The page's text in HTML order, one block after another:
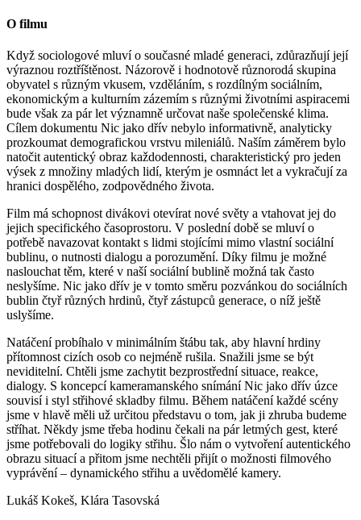
O filmu
Když sociologové mluví o současné mladé generaci, zdůrazňují její
výraznou roztříštěnost. Názorově i hodnotově různorodá skupina
obyvatel s různým vkusem, vzděláním, s rozdílným sociálním,
ekonomickým a kulturním zázemím s různými životními aspiracemi
bude však za pár let významně určovat naše společenské klima.
Cílem dokumentu Nic jako dřív nebylo informativně, analyticky
prozkoumat demografickou vrstvu mileniálů. Naším záměrem bylo
natočit autentický obraz každodennosti, charakteristický pro jeden
výsek z množiny mladých lidí, kterým je osmnáct let a vykračují za
hranici dospělého, zodpovědného života.
Film má schopnost divákovi otevírat nové světy a vtahovat jej do
jejich specifického časoprostoru. V poslední době se mluví o
potřebě navazovat kontakt s lidmi stojícími mimo vlastní sociální
bublinu, o nutnosti dialogu a porozumění. Díky filmu je možné
naslouchat těm, které v naší sociální bublině možná tak často
neslyšíme. Nic jako dřív je v tomto směru pozvánkou do sociálních
bublin čtyř různých hrdinů, čtyř zástupců generace, o níž ještě
uslyšíme.
Natáčení probíhalo v minimálním štábu tak, aby hlavní hrdiny
přítomnost cizích osob co nejméně rušila. Snažili jsme se být
neviditelní. Chtěli jsme zachytit bezprostřední situace, reakce,
dialogy. S koncepcí kameramanského snímání Nic jako dřív úzce
souvisí i styl střihové skladby filmu. Během natáčení každé scény
jsme v hlavě měli už určitou představu o tom, jak ji zhruba budeme
stříhat. Někdy jsme třeba hodinu čekali na pár letmých gest, které
jsme potřebovali do logiky střihu. Šlo nám o vytvoření autentického
obrazu situací a přitom jsme nechtěli přijít o možnosti filmového
vyprávění – dynamického střihu a uvědomělé kamery.
Lukáš Kokeš, Klára Tasovská